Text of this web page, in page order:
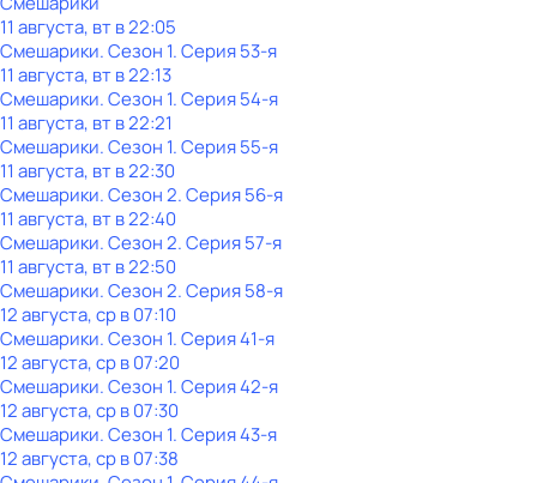
11 августа, вт в 22:05
Смешарики. Сезон 1. Серия 53-я
11 августа, вт в 22:13
Смешарики. Сезон 1. Серия 54-я
11 августа, вт в 22:21
Смешарики. Сезон 1. Серия 55-я
11 августа, вт в 22:30
Смешарики. Сезон 2. Серия 56-я
11 августа, вт в 22:40
Смешарики. Сезон 2. Серия 57-я
11 августа, вт в 22:50
Смешарики. Сезон 2. Серия 58-я
12 августа, ср в 07:10
Смешарики. Сезон 1. Серия 41-я
12 августа, ср в 07:20
Смешарики. Сезон 1. Серия 42-я
12 августа, ср в 07:30
Смешарики. Сезон 1. Серия 43-я
12 августа, ср в 07:38